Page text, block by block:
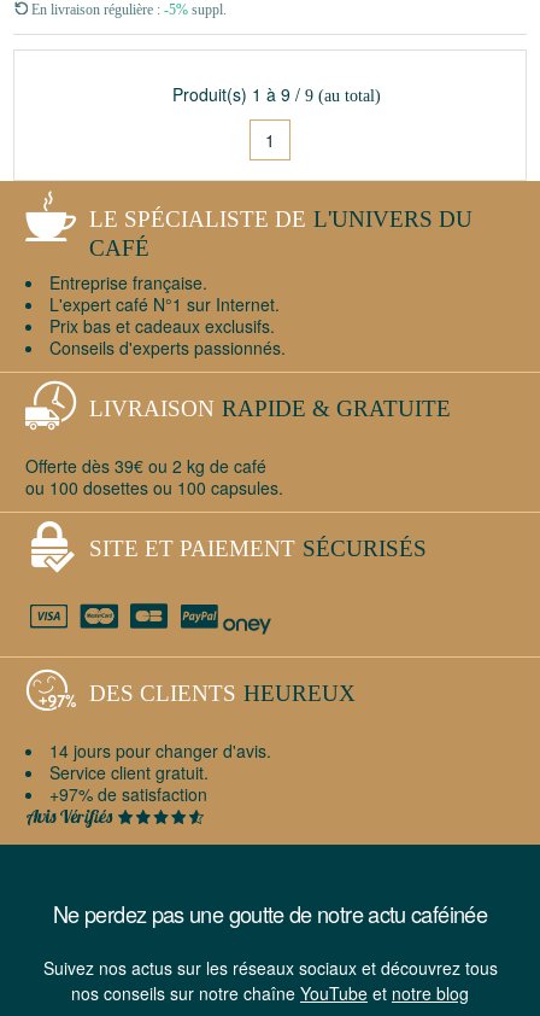
En livraison régulière : -5% suppl.
Produit(s) 1 à 9 / 9 (au total)
1
LE SPÉCIALISTE DE L'UNIVERS DU
CAFÉ
Entreprise française.
L'expert café N°1 sur Internet.
Prix bas et cadeaux exclusifs.
Conseils d'experts passionnés.
LIVRAISON RAPIDE & GRATUITE
Offerte dès 39€ ou 2 kg de café
ou 100 dosettes ou 100 capsules.
SITE ET PAIEMENT SÉCURISÉS
DES CLIENTS HEUREUX
14 jours pour changer d'avis.
Service client gratuit.
+97% de satisfaction
Ne perdez pas une goutte de notre actu caféinée
Suivez nos actus sur les réseaux sociaux et découvrez tous
nos conseils sur notre chaîne YouTube et notre blog